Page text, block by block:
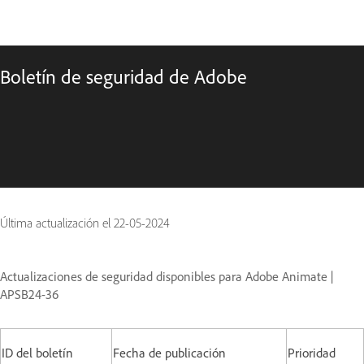
Boletín de seguridad de Adobe
Última actualización el 22-05-2024
Actualizaciones de seguridad disponibles para Adobe Animate |
APSB24-36
ID del boletín Fecha de publicación Prioridad